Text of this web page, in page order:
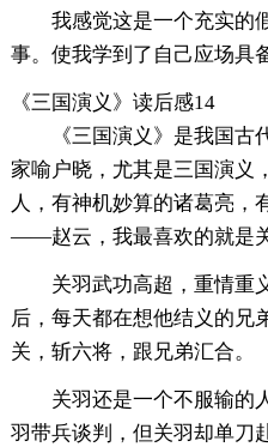
我感觉这是一个充实的
事。使我学到了自己应场具
《三国演义》读后感14
《三国演义》是我国
家喻户晓，尤其是三国演义
人，有神机妙算的诸葛亮
——赵云，我最喜欢的就是关
关羽武功高超，重情重
后，每天都在想他结义的
关，斩六将，跟兄弟汇合。
关羽还是一个不服输的
羽带兵谈判，但关羽却单刀